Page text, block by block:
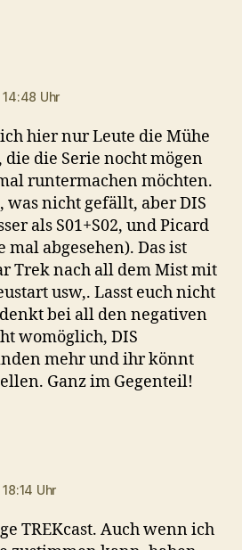
Uhr
hier nur Leute die Mühe
die die Serie nocht mögen
runtermachen möchten.
was nicht gefällt, aber DIS
als S01+S02, und Picard
mal abgesehen). Das ist
Trek nach all dem Mist mit
usw,. Lasst euch nicht
bei all den negativen
womöglich, DIS
mehr und ihr könnt
Ganz im Gegenteil!
Uhr
TREKcast. Auch wenn ich